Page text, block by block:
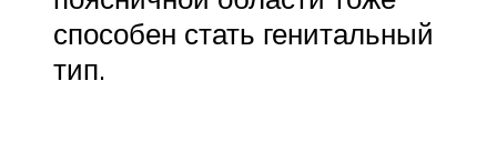
способен стать генитальный
тип.